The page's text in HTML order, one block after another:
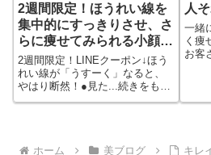
2週間限定！ほうれい線を
集中的にすっきりさせ、さ
らに痩せてみられる小顔に
なるため～
2週間限定！LINEクーポン↓ほう
れい線が「うすーく」なると、
やはり断然！●見た...続きをもっ
と見る
人
一緒
く痩
お客
ホーム 美ブログ キレ